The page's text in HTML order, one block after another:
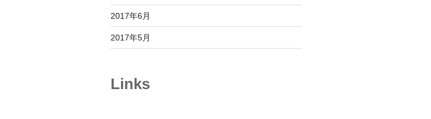
2017年6月
2017年5月
Links